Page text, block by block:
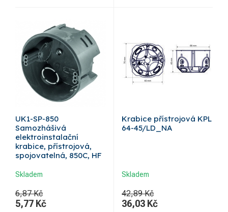
UK1-SP-850
Samozhášivá
elektroinstalační
krabice, přístrojová,
spojovatelná, 850C, HF
Skladem
6,87 Kč
5,77 Kč
Krabice přístrojová KPL
64-45/LD_NA
Skladem
42,89 Kč
36,03 Kč